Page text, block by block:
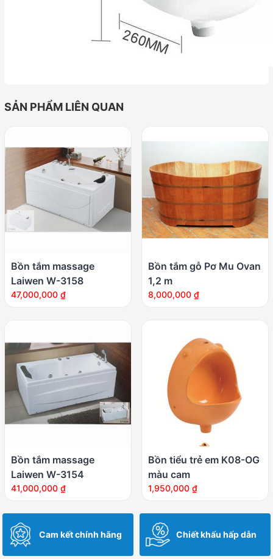
SẢN PHẨM LIÊN QUAN
Bồn tắm massage
Laiwen W-3158
47,000,000 ₫
Bồn tắm gỗ Pơ Mu Ovan
1,2 m
8,000,000 ₫
Bồn tắm massage
Laiwen W-3154
41,000,000 ₫
Bồn tiểu trẻ em K08-OG
màu cam
1,950,000 ₫
Cam kết chính hãng Chiết khấu hấp dẫn